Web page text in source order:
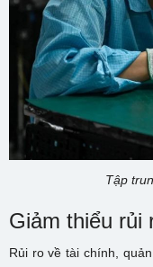
Tập
Giảm thiểu rủi
Rủi ro về tài chính,